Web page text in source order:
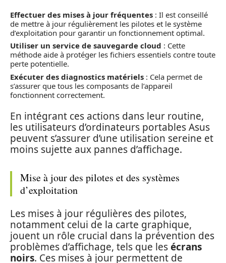
Effectuer des mises à jour fréquentes : Il est conseillé
de mettre à jour régulièrement les pilotes et le système
d’exploitation pour garantir un fonctionnement optimal.
Utiliser un service de sauvegarde cloud : Cette
méthode aide à protéger les fichiers essentiels contre toute
perte potentielle.
Exécuter des diagnostics matériels : Cela permet de
s’assurer que tous les composants de l’appareil
fonctionnent correctement.
En intégrant ces actions dans leur routine,
les utilisateurs d’ordinateurs portables Asus
peuvent s’assurer d’une utilisation sereine et
moins sujette aux pannes d’affichage.
Mise à jour des pilotes et des systèmes
d’exploitation
Les mises à jour régulières des pilotes,
notamment celui de la carte graphique,
jouent un rôle crucial dans la prévention des
problèmes d’affichage, tels que lesécrans
noirs. Ces mises à jour permettent de